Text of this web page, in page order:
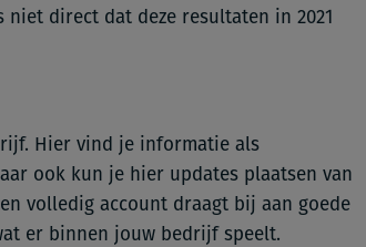
niet direct dat deze resultaten in 2021
Hier vind je informatie als
ook kun je hier updates plaatsen van
volledig account draagt bij aan goede
er binnen jouw bedrijf speelt.